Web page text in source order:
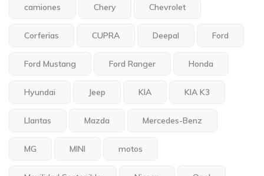
camiones Chery Chevrolet
Corferias CUPRA Deepal Ford
Ford Mustang Ford Ranger Honda
Hyundai Jeep KIA KIA K3
Llantas Mazda Mercedes-Benz
MG MINI motos